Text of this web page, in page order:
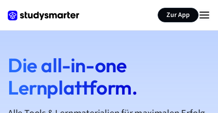
Zur App
Die all-in-one
Lernplattform.